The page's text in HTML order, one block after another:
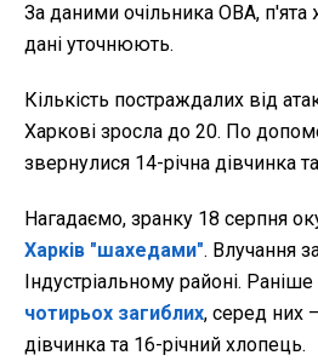
За даними очільника ОВА, п'ята
дані уточнюють.
Кількість постраждалих від
Харкові зросла до 20. По
звернулися 14-річна дівчинка
Нагадаємо, зранку 18 серпня
Харків "шахедами". Влучання
Індустріальному районі.
чотирьох загиблих, серед них
дівчинка та 16-річний хлопець.